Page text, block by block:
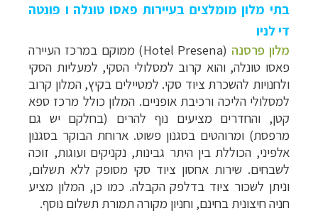
בתי מלון מומלצים בעיירות פאסו טונלה ו פונטה
די לניו
מלון פרסנה (
Hotel Presena) ממוקם במרכז העיירה
פאסו טונלה, והוא קרוב למסלולי הסקי, למעליות הסקי
ולחנויות להשכרת ציוד סקי. למטיילים בקיץ, המלון קרוב
למסלולי הליכה ורכיבת אופניים. המלון כולל מרכז ספא
קטן, והחדרים מציעים נוף להרים (בחלקם יש גם
מרפסת) ומרוהטים בסגנון פשוט. ארוחת הבוקר בסגנון
אלפיני, הכוללת בין היתר גבינות, נקניקים ועוגות, זוכה
לשבחים. שירות אחסון ציוד סקי מסופק ללא תשלום,
וניתן לשכור ציוד בדלפק הקבלה. כמו כן,המלון מציע
חניה חיצונית בחינם, וחניון מקורה תמורת תשלום נוסף.